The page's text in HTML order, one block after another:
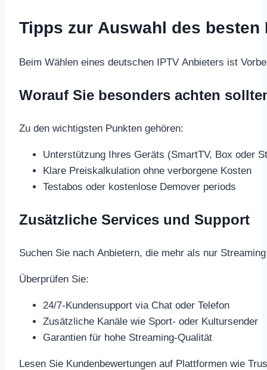
Tipps zur Auswahl des besten
Beim Wählen eines deutschen IPTV Anbieters ist
Worauf Sie besonders achten
Zu den wichtigsten Punkten gehören:
Unterstützung Ihres Geräts (SmartTV, Box oder
Klare Preiskalkulation ohne verborgene Kosten
Testabos oder kostenlose Demover periods
Zusätzliche Services und Support
Suchen Sie nach Anbietern, die mehr als nur
Überprüfen Sie:
24/7-Kundensupport via Chat oder Telefon
Zusätzliche Kanäle wie Sport- oder Kultursender
Garantien für hohe Streaming-Qualität
Lesen Sie Kundenbewertungen auf Plattformen wie